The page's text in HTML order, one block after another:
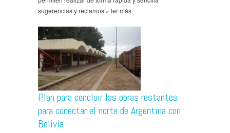
sugerencias y reclamos » ler más
Plan para concluir las obras restantes
para conectar el norte de Argentina con
Bolivia